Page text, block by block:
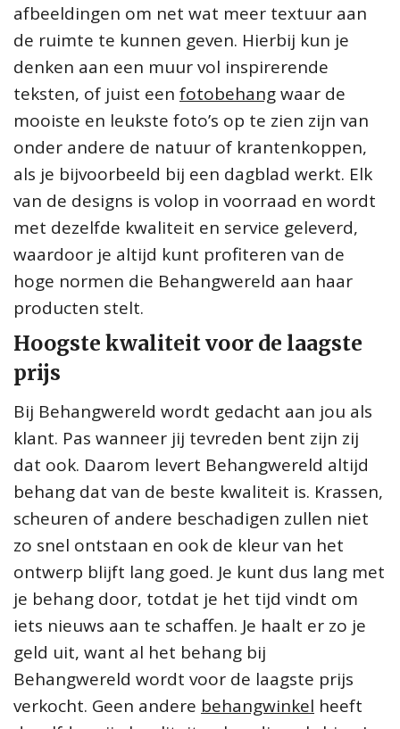
afbeeldingen om net wat meer textuur aan
de ruimte te kunnen geven. Hierbij kun je
denken aan een muur vol inspirerende
teksten, of juist een fotobehangwaar de
mooiste en leukste foto’s op te zien zijn van
onder andere de natuur of krantenkoppen,
als je bijvoorbeeld bij een dagblad werkt. Elk
van de designs is volop in voorraad en wordt
met dezelfde kwaliteit en service geleverd,
waardoor je altijd kunt profiteren van de
hoge normen die Behangwereld aan haar
producten stelt.
Hoogste kwaliteit voor de laagste
prijs
Bij Behangwereld wordt gedacht aan jou als
klant. Pas wanneer jij tevreden bent zijn zij
dat ook. Daarom levert Behangwereld altijd
behang dat van de beste kwaliteit is. Krassen,
scheuren of andere beschadigen zullen niet
zo snel ontstaan en ook de kleur van het
ontwerp blijft lang goed. Je kunt dus lang met
je behang door, totdat je het tijd vindt om
iets nieuws aan te schaffen. Je haalt er zo je
geld uit, want al het behang bij
Behangwereld wordt voor de laagste prijs
verkocht. Geen andere behangwinkel heeft